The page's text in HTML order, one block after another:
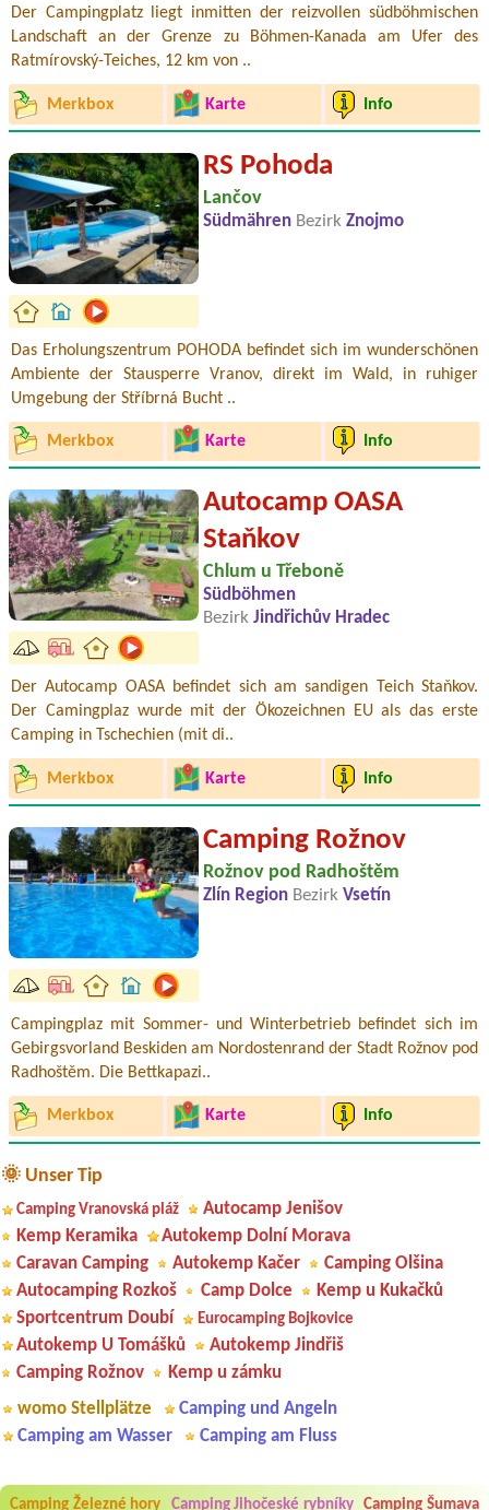
Der Campingplatz liegt inmitten der reizvollen südböhmischen
Landschaft an der Grenze zu Böhmen-Kanada am Ufer des
Ratmírovský-Teiches, 12 km von ..
Merkbox Karte Info
RS Pohoda
Lančov
Südmähren Bezirk Znojmo
Das Erholungszentrum POHODA befindet sich im wunderschönen
Ambiente der Stausperre Vranov, direkt im Wald, in ruhiger
Umgebung der Stříbrná Bucht ..
Merkbox Karte Info
Autocamp OASA
Staňkov
Chlum u Třeboně
Südböhmen
Bezirk Jindřichův Hradec
Der Autocamp OASA befindet sich am sandigen Teich Staňkov.
Der Camingplaz wurde mit der Ökozeichnen EU als das erste
Camping in Tschechien (mit di..
Merkbox Karte Info
Camping Rožnov
Rožnov pod Radhoštěm
Zlín Region Bezirk Vsetín
Campingplaz mit Sommer- und Winterbetrieb befindet sich im
Gebirgsvorland Beskiden am Nordostenrand der Stadt Rožnov pod
Radhoštěm. Die Bettkapazi..
Merkbox Karte Info
🌞 Unser Tip
Camping Vranovská pláž
Autocamp Jenišov
Kemp Keramika
Autokemp Dolní Morava
Caravan Camping
Autokemp Kačer
Camping Olšina
Autocamping Rozkoš
Camp Dolce
Kemp u Kukačků
Sportcentrum Doubí
Eurocamping Bojkovice
Autokemp U Tomášků
Autokemp Jindřiš
Camping Rožnov
Kemp u zámku
womo Stellplätze
Camping und Angeln
Camping am Wasser
Camping am Fluss
Camping Železné hory Camping Jihočeské rybníky Camping Šumava